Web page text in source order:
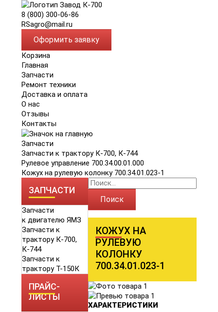
8 (800) 300-06-86
RSagro@mail.ru
Оформить заявку
Корзина
Главная
Запчасти
Ремонт техники
Доставка и оплата
О нас
Отзывы
Контакты
Запчасти
Запчасти к трактору К-700, К-744
Рулевое управление 700.34.00.01.000
Кожух на рулевую колонку 700.34.01.023-1
ЗАПЧАСТИ
Запчасти
к двигателю ЯМЗ
Запчасти к
трактору К-700,
К-744
Запчасти к
трактору Т-150К
ПРАЙС-
ЛИСТЫ
Поиск
КОЖУХ НА
РУЛЕВУЮ
КОЛОНКУ
700.34.01.023-1
ХАРАКТЕРИСТИКИ